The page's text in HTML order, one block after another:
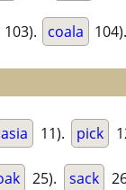
103). coala 104).
asia 11). pick
25). sack